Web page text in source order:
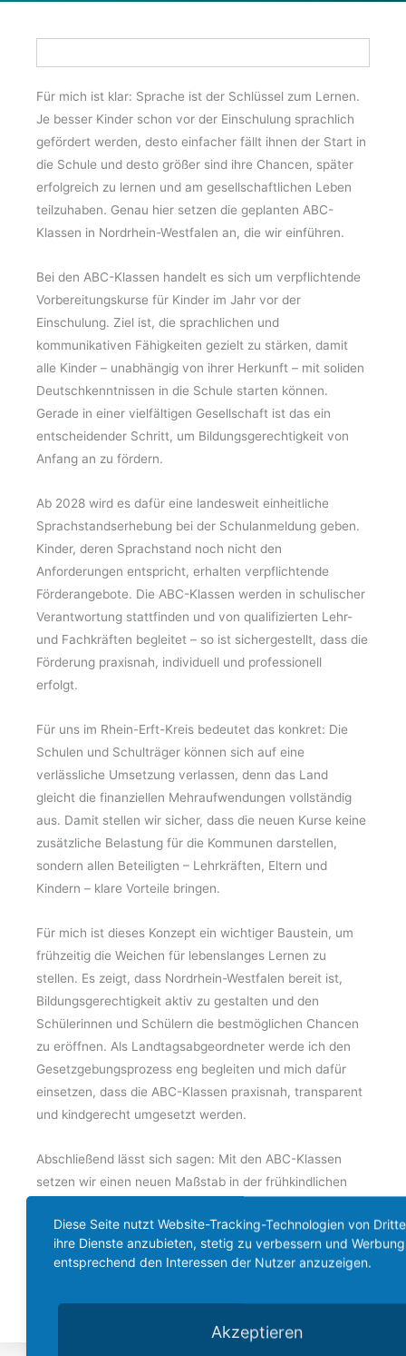
Für mich ist klar: Sprache ist der Schlüssel zum Lernen.
Je besser Kinder schon vor der Einschulung sprachlich
gefördert werden, desto einfacher fällt ihnen der Start in
die Schule und desto größer sind ihre Chancen, später
erfolgreich zu lernen und am gesellschaftlichen Leben
teilzuhaben. Genau hier setzen die geplanten ABC-
Klassen in Nordrhein-Westfalen an, die wir einführen.
Bei den ABC-Klassen handelt es sich um verpflichtende
Vorbereitungskurse für Kinder im Jahr vor der
Einschulung. Ziel ist, die sprachlichen und
kommunikativen Fähigkeiten gezielt zu stärken, damit
alle Kinder – unabhängig von ihrer Herkunft – mit soliden
Deutschkenntnissen in die Schule starten können.
Gerade in einer vielfältigen Gesellschaft ist das ein
entscheidender Schritt, um Bildungsgerechtigkeit von
Anfang an zu fördern.
Ab 2028 wird es dafür eine landesweit einheitliche
Sprachstandserhebung bei der Schulanmeldung geben.
Kinder, deren Sprachstand noch nicht den
Anforderungen entspricht, erhalten verpflichtende
Förderangebote. Die ABC-Klassen werden in schulischer
Verantwortung stattfinden und von qualifizierten Lehr-
und Fachkräften begleitet – so ist sichergestellt, dass die
Förderung praxisnah, individuell und professionell
erfolgt.
Für uns im Rhein-Erft-Kreis bedeutet das konkret: Die
Schulen und Schulträger können sich auf eine
verlässliche Umsetzung verlassen, denn das Land
gleicht die finanziellen Mehraufwendungen vollständig
aus. Damit stellen wir sicher, dass die neuen Kurse keine
zusätzliche Belastung für die Kommunen darstellen,
sondern allen Beteiligten – Lehrkräften, Eltern und
Kindern – klare Vorteile bringen.
Für mich ist dieses Konzept ein wichtiger Baustein, um
frühzeitig die Weichen für lebenslanges Lernen zu
stellen. Es zeigt, dass Nordrhein-Westfalen bereit ist,
Bildungsgerechtigkeit aktiv zu gestalten und den
Schülerinnen und Schülern die bestmöglichen Chancen
zu eröffnen. Als Landtagsabgeordneter werde ich den
Gesetzgebungsprozess eng begleiten und mich dafür
einsetzen, dass die ABC-Klassen praxisnah, transparent
und kindgerecht umgesetzt werden.
Abschließend lässt sich sagen: Mit den ABC-Klassen
setzen wir einen neuen Maßstab in der frühkindlichen
gesamten Rhein-Erft-Kreis bedeutet das konkrete
Chancen – für einen erfolgreichen Schulstart, für
Teilhabe und für Bildung, die wirklich alle erreicht.
Diese Seite nutzt Website-Tracking-Technologien von
ihre Dienste anzubieten, stetig zu verbessern und Werbung
entsprechend den Interessen der Nutzer anzuzeigen.
Akzeptieren